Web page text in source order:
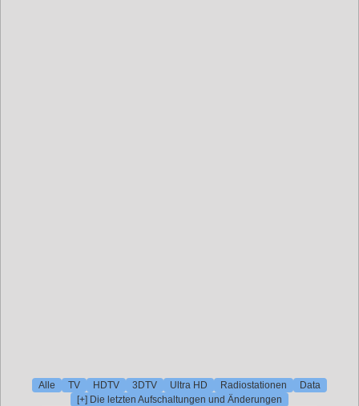
Alle TV HDTV 3DTV Ultra HD Radiostationen
Data
[+] Die letzten Aufschaltungen und Änderungen